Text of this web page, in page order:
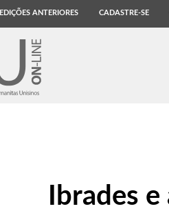
EDIÇÕES ANTERIORES CADASTRE-SE
Ibrades